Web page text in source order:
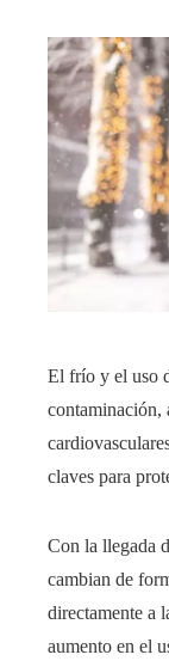
El frío y el uso
contaminación,
claves para
Con la llegada
cambian de
directamente a
aumento en el